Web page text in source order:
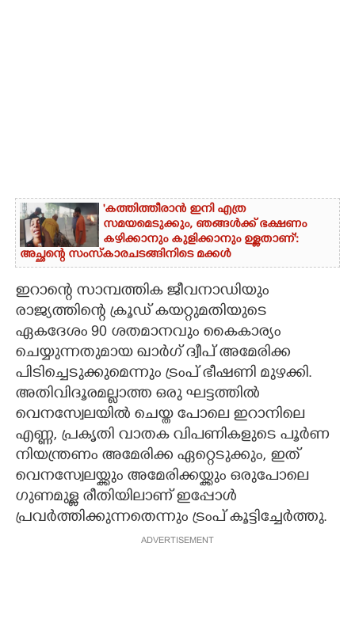
'കത്തിത്തീരാൻ ഇനി എത്ര
സമയമെടുക്കും, ഞങ്ങൾക്ക് ഭക്ഷണം
കഴിക്കാനും കുളിക്കാനും ഉള്ളതാണ്':
അച്ഛന്റെ സംസ്കാരചടങ്ങിനിടെ മക്കൾ
ഇറാന്റെ സാമ്പത്തിക ജീവനാഡിയും
രാജ്യത്തിന്റെ ക്രൂഡ് കയറ്റുമതിയുടെ
ഏകദേശം 90 ശതമാനവും കൈകാര്യം
ചെയ്യുന്നതുമായ ഖാർഗ് ദ്വീപ് അമേരിക്ക
പിടിച്ചെടുക്കുമെന്നും ട്രംപ് ഭീഷണി മുഴക്കി.
അതിവിദൂരമല്ലാത്ത ഒരു ഘട്ടത്തിൽ
വെനസ്വേലയിൽ ചെയ്ത പോലെ ഇറാനിലെ
എണ്ണ,​ പ്രകൃതി വാതക വിപണികളുടെ പൂർണ
നിയന്ത്രണം അമേരിക്ക ഏറ്റെടുക്കും,​ ഇത്
വെനസ്വേലയ്ക്കും അമേരിക്കയ്ക്കും ഒരുപോലെ
ഗുണമുള്ള രീതിയിലാണ് ഇപ്പോൾ
പ്രവർ‌ത്തിക്കുന്നതെന്നും ട്രംപ് കൂട്ടിച്ചേർത്തു.
ADVERTISEMENT